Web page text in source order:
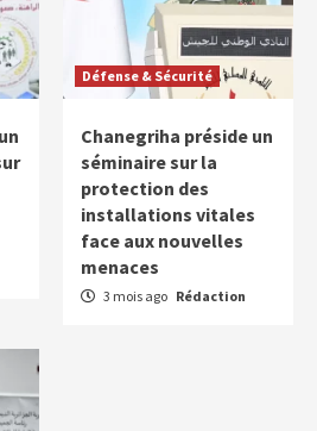
Défense & Sécurité
Chanegriha préside un
séminaire sur la
protection des
installations vitales
face aux nouvelles
menaces
3 mois ago Rédaction